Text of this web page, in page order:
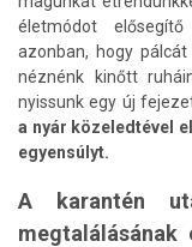
életmódot
azonban, hogy
néznénk kinőtt
nyissunk egy új
a nyár közeledtével
egyensúlyt.
A karantén